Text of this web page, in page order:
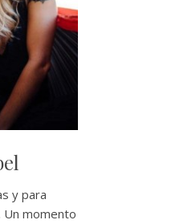
y para
Un momento